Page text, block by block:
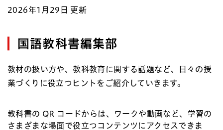
2026年1月29日 更新
国語教科書編集部
教材の扱い方や、教科教育に関する話題など、日々の授
業づくりに役立つヒントをご紹介していきます。
教科書の QR コードからは、ワークや動画など、学習の
さまざまな場面で役立つコンテンツにアクセスできま